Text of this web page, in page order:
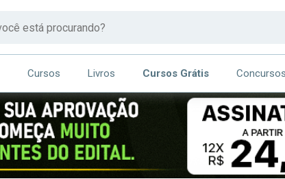
Cursos Livros Cursos Grátis